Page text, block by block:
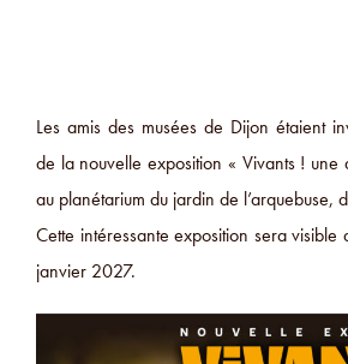
Les amis des musées de Dijon étaient
de la nouvelle exposition « Vivants ! une
au planétarium du jardin de l’arquebuse,
Cette intéressante exposition sera
janvier 2027.